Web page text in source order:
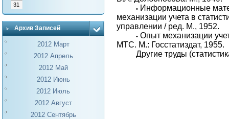
31
Архив Записей
2012 Март
2012 Апрель
2012 Май
2012 Июнь
2012 Июль
2012 Август
2012 Сентябрь
• Информационные
механизации учета в
управлении / ред. М., 1952.
• Опыт механизации
МТС. М.: Госстатиздат, 1955.
Другие труды